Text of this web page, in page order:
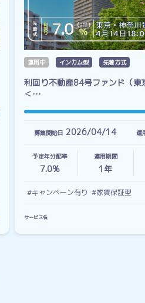
運用中 インカム型 先着方式
利回り不動産84号ファンド（東
＜…
募集開始日 2026/04/14 運
予定年分配率
7.0%
運用期間
1 年
#キャンペーン有り #家賃保証型
サービス名